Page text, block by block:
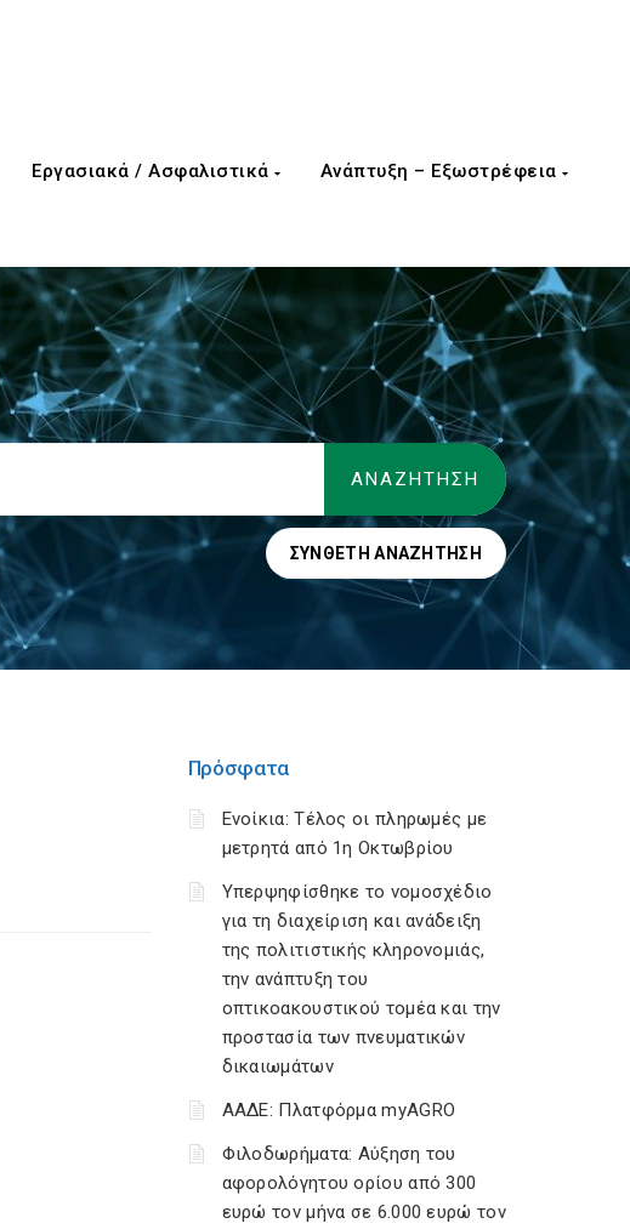
Εργασιακά / Ασφαλιστικά Ανάπτυξη – Εξωστρέφεια
ΣΎΝΘΕΤΗ ΑΝΑΖΉΤΗΣΗ
Πρόσφατα
Ενοίκια: Τέλος οι πληρωμές με
μετρητά από 1η Οκτωβρίου
Υπερψηφίσθηκε το νομοσχέδιο
για τη διαχείριση και ανάδειξη
της πολιτιστικής κληρονομιάς,
την ανάπτυξη του
οπτικοακουστικού τομέα και την
προστασία των πνευματικών
δικαιωμάτων
ΑΑΔΕ: Πλατφόρμα myAGRO
Φιλοδωρήματα: Αύξηση του
αφορολόγητου ορίου από 300
ευρώ τον μήνα σε 6.000 ευρώ τον